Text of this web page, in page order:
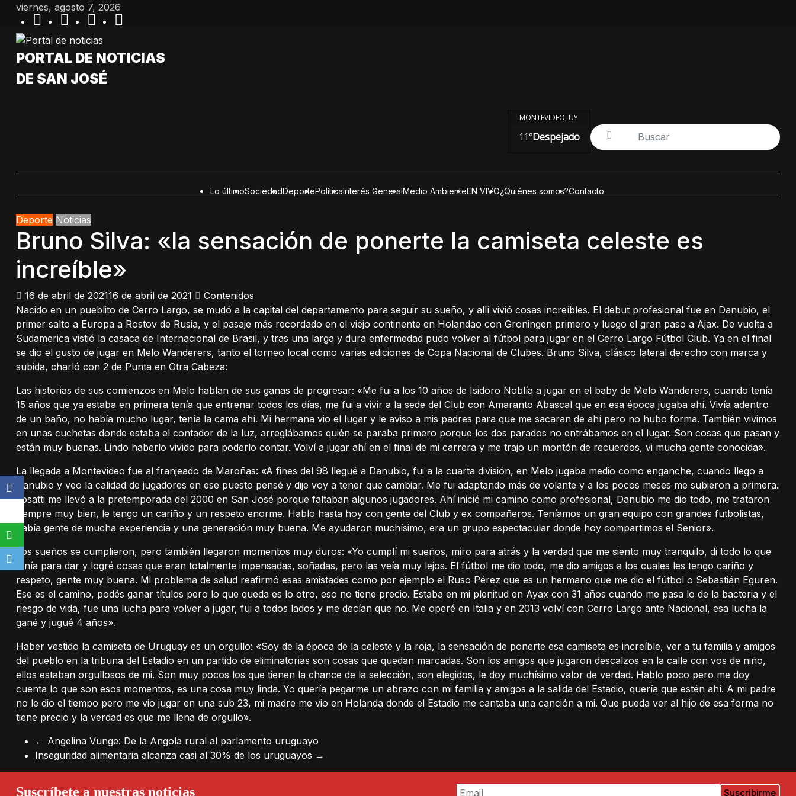
Saltar
contenido
viernes, agosto 7, 2026
PORTAL DE NOTICIAS
DE SAN JOSÉ
MONTEVIDEO, UY
11°Despejado
Lo últimoSociedadDeportePolíticaInterés GeneralMedio AmbienteEN VIVO¿Quiénes somos?Contacto
Deporte Noticias
Bruno Silva: «la sensación de ponerte la camiseta celeste es
increíble»
16 de abril de 202116 de abril de 2021
Contenidos
Nacido en un pueblito de Cerro Largo, se mudó a la capital del departamento para seguir su sueño, y allí vivió cosas increíbles. El debut profesional fue en Danubio, el
primer salto a Europa a Rostov de Rusia, y el pasaje más recordado en el viejo continente en Holandao con Groningen primero y luego el gran paso a Ajax. De vuelta a
Sudamerica vistió la casaca de Internacional de Brasil, y tras una larga y dura enfermedad pudo volver al fútbol para jugar en el Cerro Largo Fútbol Club. Ya en el final
se dio el gusto de jugar en Melo Wanderers, tanto el torneo local como varias ediciones de Copa Nacional de Clubes. Bruno Silva, clásico lateral derecho con marca y
subida, charló con 2 de Punta en Otra Cabeza:
Las historias de sus comienzos en Melo hablan de sus ganas de progresar: «Me fui a los 10 años de Isidoro Noblía a jugar en el baby de Melo Wanderers, cuando tenía
15 años que ya estaba en primera tenía que entrenar todos los días, me fui a vivir a la sede del Club con Amaranto Abascal que en esa época jugaba ahí. Vivía adentro
de un baño, no había mucho lugar, tenía la cama ahí. Mi hermana vio el lugar y le aviso a mis padres para que me sacaran de ahí pero no hubo forma. También vivimos
en unas cuchetas donde estaba el contador de la luz, arreglábamos quién se paraba primero porque los dos parados no entrábamos en el lugar. Son cosas que pasan y
están muy buenas. Lindo haberlo vivido para poderlo contar. Volví a jugar ahí en el final de mi carrera y me trajo un montón de recuerdos, vi mucha gente conocida».
La llegada a Montevideo fue al franjeado de Maroñas: «A fines del 98 llegué a Danubio, fui a la cuarta división, en Melo jugaba medio como enganche, cuando llego a
Danubio y veo la calidad de jugadores en ese puesto pensé y dije voy a tener que cambiar. Me fui adaptando más de volante y a los pocos meses me subieron a primera.
Fosatti me llevó a la pretemporada del 2000 en San José porque faltaban algunos jugadores. Ahí inicié mi camino como profesional, Danubio me dio todo, me trataron
siempre muy bien, le tengo un cariño y un respeto enorme. Hablo hasta hoy con gente del Club y ex compañeros. Teníamos un gran equipo con grandes futbolistas,
había gente de mucha experiencia y una generación muy buena. Me ayudaron muchísimo, era un grupo espectacular donde hoy compartimos el Senior».
Los sueños se cumplieron, pero también llegaron momentos muy duros: «Yo cumplí mi sueños, miro para atrás y la verdad que me siento muy tranquilo, di todo lo que
tenía para dar y logré cosas que eran totalmente impensadas, soñadas, pero las veía muy lejos. El fútbol me dio todo, me dio amigos a los cuales les tengo cariño y
respeto, gente muy buena. Mi problema de salud reafirmó esas amistades como por ejemplo el Ruso Pérez que es un hermano que me dio el fútbol o Sebastián Eguren.
Ese es el camino, podés ganar títulos pero lo que queda es lo otro, eso no tiene precio. Estaba en mi plenitud en Ayax con 31 años cuando me pasa lo de la bacteria y el
riesgo de vida, fue una lucha para volver a jugar, fui a todos lados y me decían que no. Me operé en Italia y en 2013 volví con Cerro Largo ante Nacional, esa lucha la
gané y jugué 4 años».
Haber vestido la camiseta de Uruguay es un orgullo: «Soy de la época de la celeste y la roja, la sensación de ponerte esa camiseta es increíble, ver a tu familia y amigos
del pueblo en la tribuna del Estadio en un partido de eliminatorias son cosas que quedan marcadas. Son los amigos que jugaron descalzos en la calle con vos de niño,
ellos estaban orgullosos de mi. Son muy pocos los que tienen la chance de la selección, son elegidos, le doy muchísimo valor de verdad. Hablo poco pero me doy
cuenta lo que son esos momentos, es una cosa muy linda. Yo quería pegarme un abrazo con mi familia y amigos a la salida del Estadio, quería que estén ahí. A mi padre
no le dio el tiempo pero me vio jugar en una sub 23, mi madre me vio en Holanda donde el Estadio me cantaba una canción a mi. Que pueda ver al hijo de esa forma no
tiene precio y la verdad es que me llena de orgullo».
← Angelina Vunge: De la Angola rural al parlamento uruguayo
Inseguridad alimentaria alcanza casi al 30% de los uruguayos →
Suscríbete a nuestras noticias